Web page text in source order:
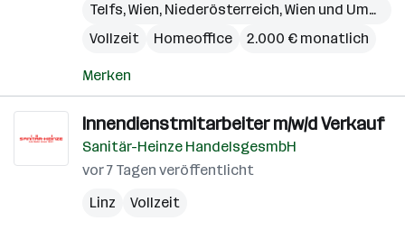
Telfs,Wien, Niederösterreich,Wien und Umgebung
Vollzeit
Homeoffice 2.000 € monatlich
Merken
Innendienstmitarbeiter m/w/d Verkauf
Sanitär-Heinze HandelsgesmbH
vor 7 Tagen veröffentlicht
Linz
Vollzeit